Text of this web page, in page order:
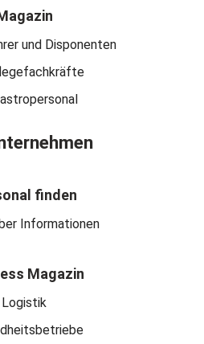
und Disponenten
finden
Informationen
Magazin
Logistik